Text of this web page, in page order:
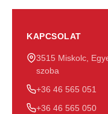
KAPCSOLAT
3515 Miskolc,
szoba
+36 46 565 051
+36 46 565 050